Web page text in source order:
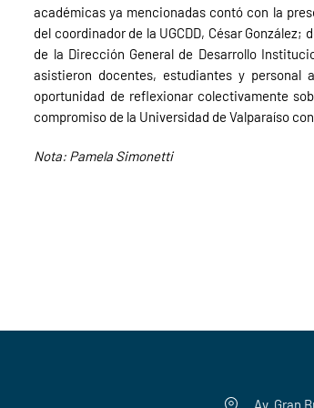
académicas ya mencionadas contó con la
del coordinador de la UGCDD, César
de la Dirección General de Desarrollo
asistieron docentes, estudiantes y personal
oportunidad de reflexionar colectivamente
compromiso de la Universidad de Valparaíso
Nota: Pamela Simonetti
Av. Gran